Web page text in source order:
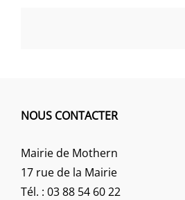
NOUS CONTACTER
Mairie de Mothern
17 rue de la Mairie
Tél. : 03 88 54 60 22